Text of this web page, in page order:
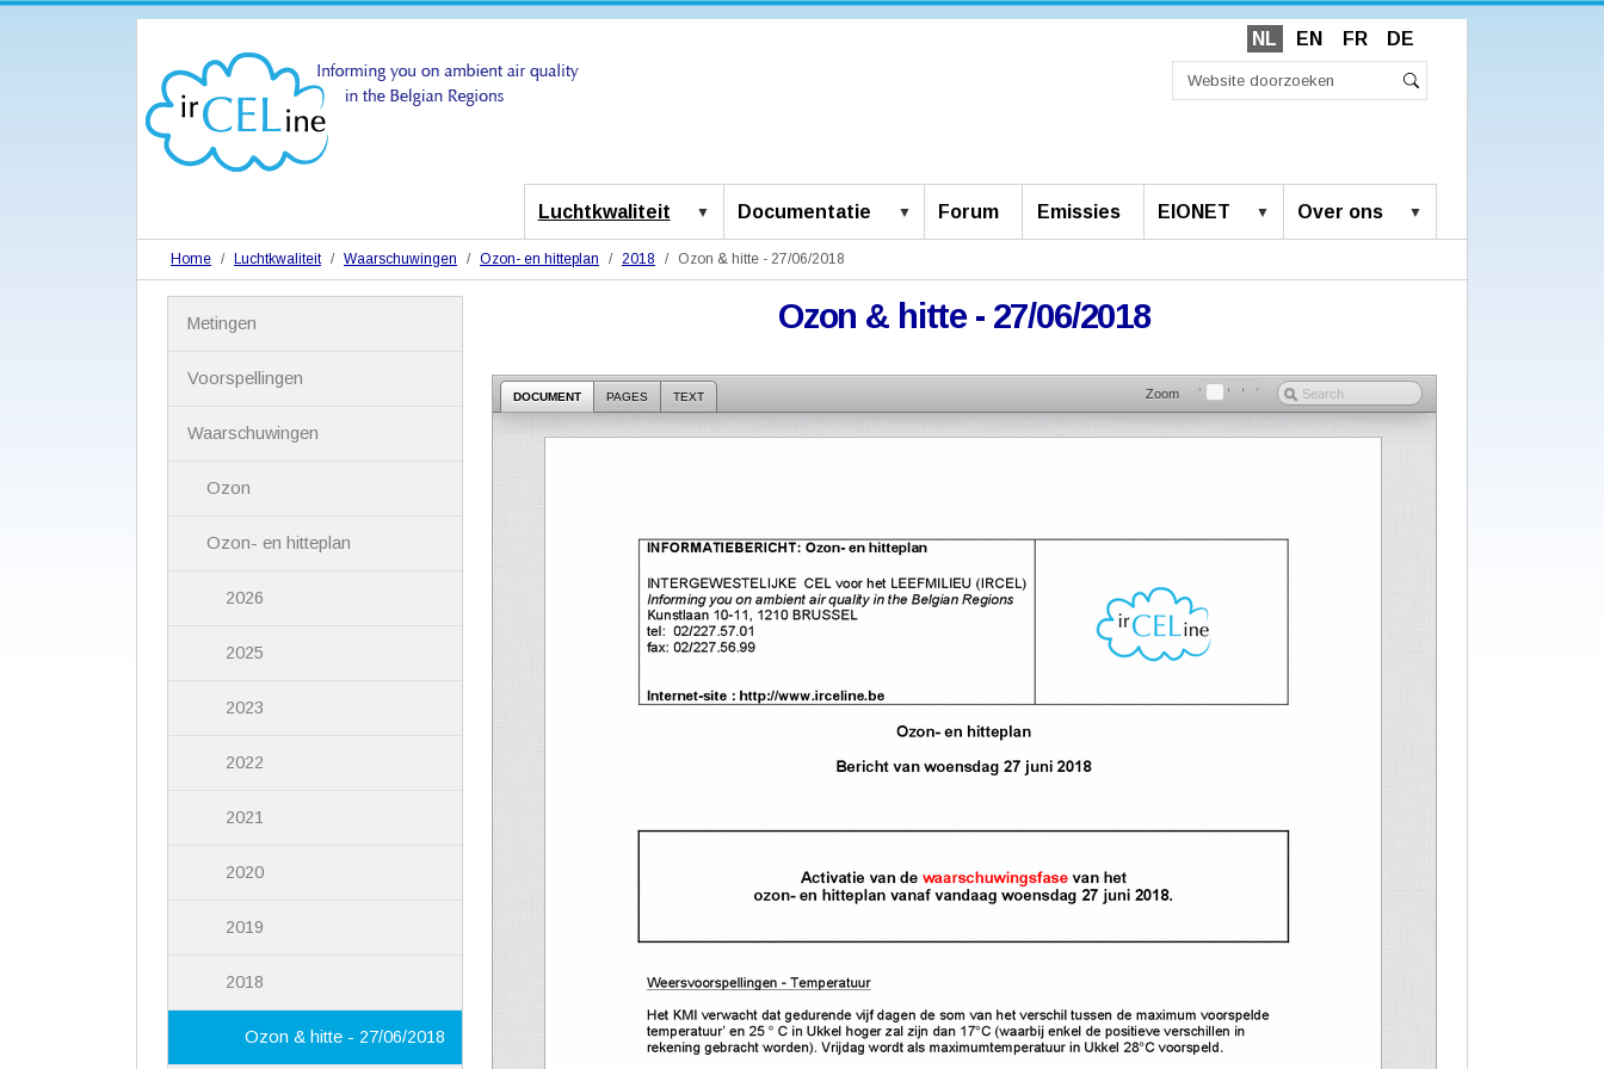
NL EN FR DE
Luchtkwaliteit Documentatie Forum Emissies EIONET Over ons
Home Luchtkwaliteit Waarschuwingen Ozon- en hitteplan 2018 Ozon & hitte - 27/06/2018
Ozon & hitte - 27/06/2018
DOCUMENT PAGES TEXT Zoom
Metingen
Voorspellingen
Waarschuwingen
Ozon
Ozon- en hitteplan
2026
2025
2023
2022
2021
2020
2019
2018
Ozon & hitte - 27/06/2018